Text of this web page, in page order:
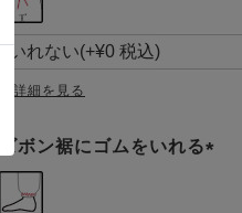
▼詳細を見る
ズボン裾にゴムをいれる